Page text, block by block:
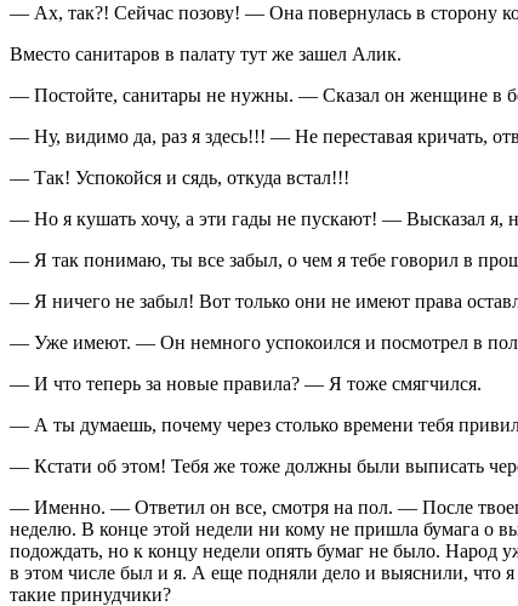
— Ах, так?! Сейчас позову! — Она повернулась в сторону
Вместо санитаров в палату тут же зашел Алик.
— Постойте, санитары не нужны. — Сказал он женщине в
— Ну, видимо да, раз я здесь!!! — Не переставая кричать,
— Так! Успокойся и сядь, откуда встал!!!
— Но я кушать хочу, а эти гады не пускают! — Высказал я,
— Я так понимаю, ты все забыл, о чем я тебе говорил в
— Я ничего не забыл! Вот только они не имеют права
— Уже имеют. — Он немного успокоился и посмотрел в
— И что теперь за новые правила? — Я тоже смягчился.
— А ты думаешь, почему через столько времени тебя
— Кстати об этом! Тебя же тоже должны были выписать
— Именно. — Ответил он все, смотря на пол. — После
неделю. В конце этой недели ни кому не пришла бумага о
подождать, но к концу недели опять бумаг не было. Народ
в этом числе был и я. А еще подняли дело и выяснили, что
такие принудчики?